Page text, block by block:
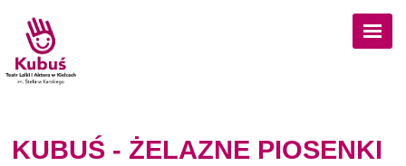
KUBUŚ - ŻELAZNE PIOSENKI